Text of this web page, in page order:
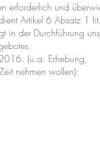
erforderlich und
Artikel 6 Absatz 1
in der Durchführung
(u.a. Erhebung,
nehmen wollen):